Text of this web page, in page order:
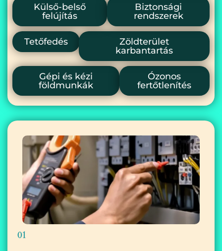
Gépi és kézi
földmunkák
Ózonos
fertőtlenítés
Tetőfedés
Zöldterület
karbantartás
Külső-belső
felújítás
Biztonsági
rendszerek
01